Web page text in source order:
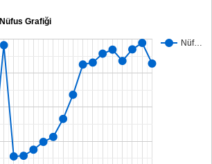
Grafiği
Nüf…